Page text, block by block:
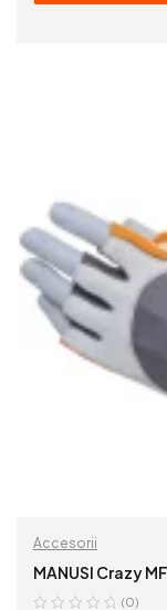
Accesorii
MANUSI Crazy
(0)